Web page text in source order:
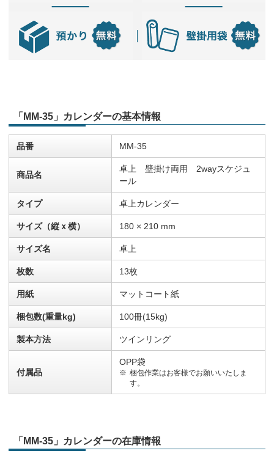
「MM-35」カレンダーの基本情報
品番 MM-35
商品名
卓上 壁掛け両用 2wayスケジュ
ール
タイプ 卓上カレンダー
サイズ（縦ｘ横） 180 × 210 mm
サイズ名 卓上
枚数 13枚
用紙 マットコート紙
梱包数(重量kg) 100冊(15kg)
製本方法 ツインリング
付属品
OPP袋
梱包作業はお客様でお願いいたしま
す。
「MM-35」カレンダーの在庫情報